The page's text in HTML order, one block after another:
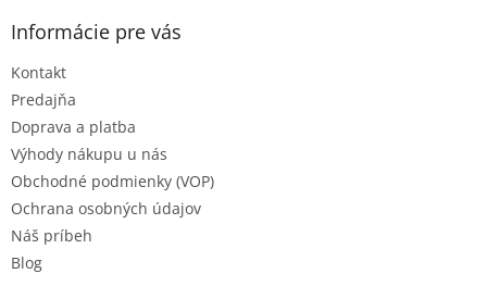
Informácie pre vás
Kontakt
Predajňa
Doprava a platba
Výhody nákupu u nás
Obchodné podmienky (VOP)
Ochrana osobných údajov
Náš príbeh
Blog